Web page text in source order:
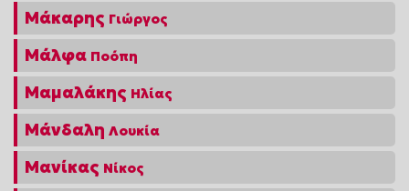
Μάκαρης Γιώργος
Μάλφα Ποόπη
Μαμαλάκης Ηλίας
Μάνδαλη Λουκία
Μανίκας Νίκος